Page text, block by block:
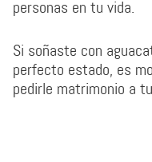
personas en tu vida.
Si soñaste con
perfecto estado, es
pedirle matrimonio a